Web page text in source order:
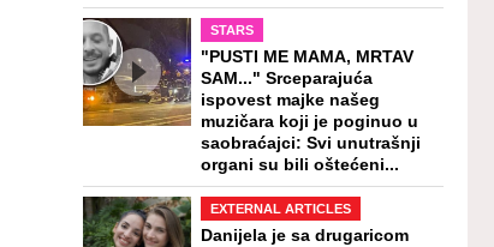
STARS
"PUSTI ME MAMA, MRTAV
SAM..." Srceparajuća
ispovest majke našeg
muzičara koji je poginuo u
saobraćajci: Svi unutrašnji
organi su bili oštećeni...
EXTERNAL ARTICLES
Danijela je sa drugaricom